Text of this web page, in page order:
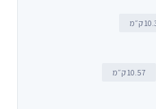
ק״מ
10.57 ק״מ